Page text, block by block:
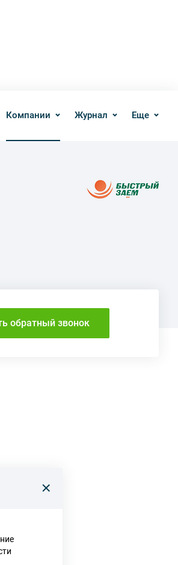
Компании Журнал Еще
обратный звонок